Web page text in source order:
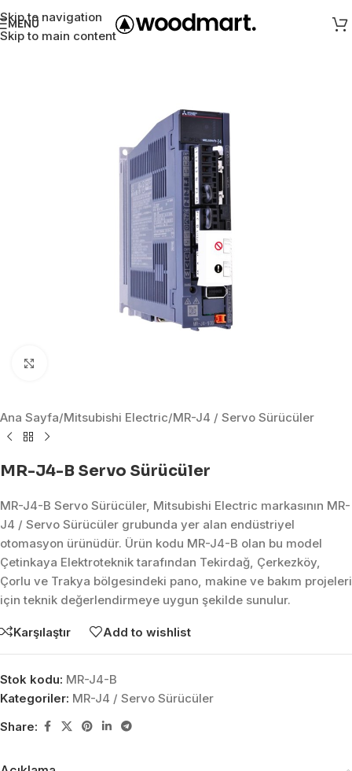
Skip to navigation
Skip to main content
MENÜ
Ana Sayfa/Mitsubishi Electric/MR-J4 / Servo Sürücüler
MR-J4-B Servo Sürücüler
MR-J4-B Servo Sürücüler, Mitsubishi Electric markasının MR-
J4 / Servo Sürücüler grubunda yer alan endüstriyel
otomasyon ürünüdür. Ürün kodu MR-J4-B olan bu model
Çetinkaya Elektroteknik tarafından Tekirdağ, Çerkezköy,
Çorlu ve Trakya bölgesindeki pano, makine ve bakım projeleri
için teknik değerlendirmeye uygun şekilde sunulur.
Karşılaştır Add to wishlist
Stok kodu: MR-J4-B
Kategoriler: MR-J4 / Servo Sürücüler
Share: